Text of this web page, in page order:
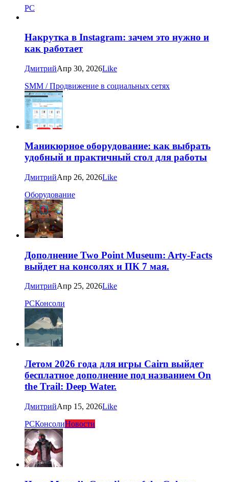
PC
Накрутка в Instagram: зачем это нужно и
как работает
ДмитрийАпр 30, 2026Like
SMM / Продвижение в социальных сетях
Маникюрное оборудование: как выбрать
удобный и практичный стол для работы
ДмитрийАпр 26, 2026Like
Оборудование
Дополнение Two Point Museum: Arty-Facts
выйдет на консолях и ПК 7 мая.
ДмитрийАпр 25, 2026Like
PCКонсоли
Летом 2026 года для игры Cairn выйдет
бесплатное дополнение под названием On
the Trail: Deep Water.
ДмитрийАпр 15, 2026Like
PCКонсолиНовости